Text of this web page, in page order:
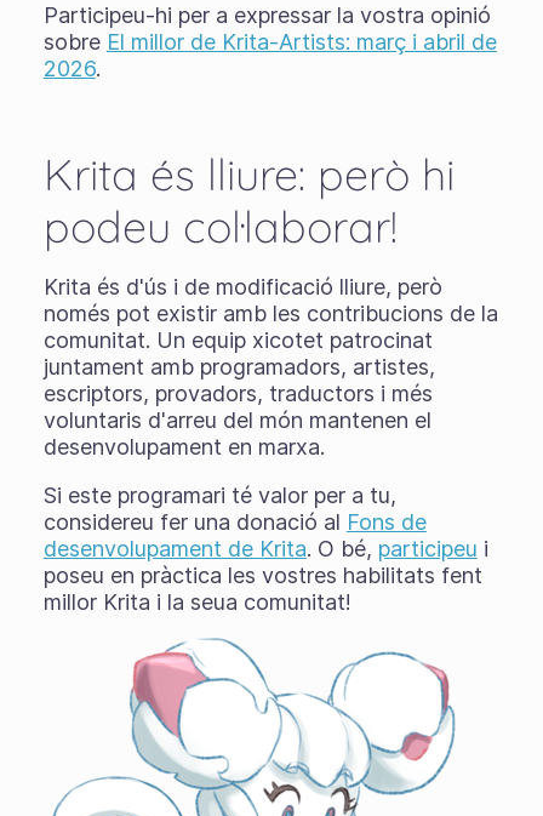
Participeu-hi per a expressar la vostra opinió
sobre El millor de Krita-Artists: març i abril de
2026.
Krita és lliure: però hi
podeu col·laborar!
Krita és d'ús i de modificació lliure, però
només pot existir amb les contribucions de la
comunitat. Un equip xicotet patrocinat
juntament amb programadors, artistes,
escriptors, provadors, traductors i més
voluntaris d'arreu del món mantenen el
desenvolupament en marxa.
Si este programari té valor per a tu,
considereu fer una donació al Fons de
desenvolupament de Krita. O bé, participeu i
poseu en pràctica les vostres habilitats fent
millor Krita i la seua comunitat!